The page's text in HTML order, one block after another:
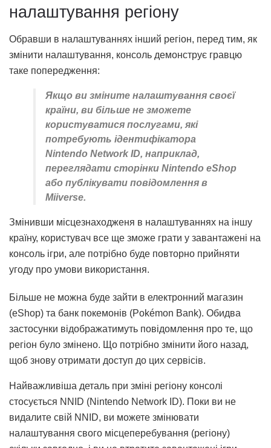
налаштування регіону
Обравши в налаштуваннях інший регіон, перед тим, як
змінити налаштування, консоль демонструє гравцю
таке попередження:
Якщо ви зміните налаштування своєї
країни, ви більше не зможете
користуватися послугами, які
потребують ідентифікатора
Nintendo Network ID, наприклад,
переглядати сторінки Nintendo eShop
або публікувати повідомлення в
Miiverse.
Змінивши місцезнаходженя в налаштуваннях на іншу
країну, користувач все ще зможе грати у завантажені на
консоль ігри, але потрібно буде повторно прийняти
угоду про умови використання.
Більше не можна буде зайти в електронний магазин
(eShop) та банк покемонів (Pokémon Bank). Обидва
застосунки відображатимуть повідомлення про те, що
регіон було змінено. Що потрібно змінити його назад,
щоб знову отримати доступ до цих сервісів.
Найважливіша деталь при зміні регіону консолі
стосується NNID (Nintendo Network ID). Поки ви не
видалите свій NNID, ви можете змінювати
налаштування свого місцеперебування (регіону)